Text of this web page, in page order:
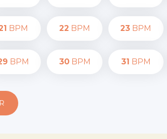
BPM 22 BPM 23 BPM
BPM 30BPM 31 BPM